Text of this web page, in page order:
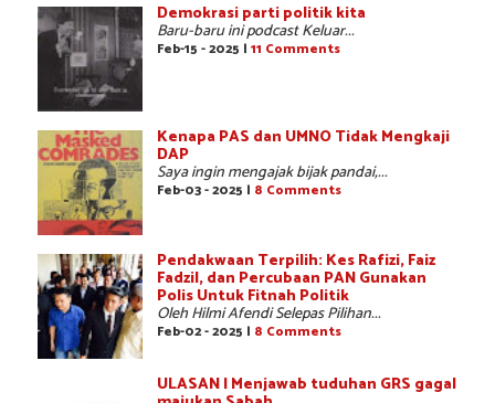
Demokrasi parti politik kita
Baru-baru ini podcast Keluar...
Feb-15 - 2025 | 11 Comments
Kenapa PAS dan UMNO Tidak Mengkaji
DAP
Saya ingin mengajak bijak pandai,...
Feb-03 - 2025 | 8 Comments
Pendakwaan Terpilih: Kes Rafizi, Faiz
Fadzil, dan Percubaan PAN Gunakan
Polis Untuk Fitnah Politik
Oleh Hilmi Afendi Selepas Pilihan...
Feb-02 - 2025 | 8 Comments
ULASAN | Menjawab tuduhan GRS gagal